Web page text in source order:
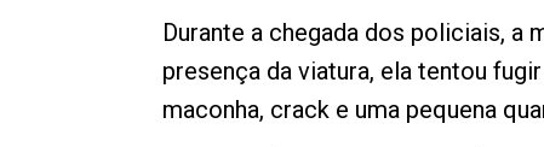
Durante a chegada dos policiais, a
presença da viatura, ela tentou
maconha, crack e uma pequena